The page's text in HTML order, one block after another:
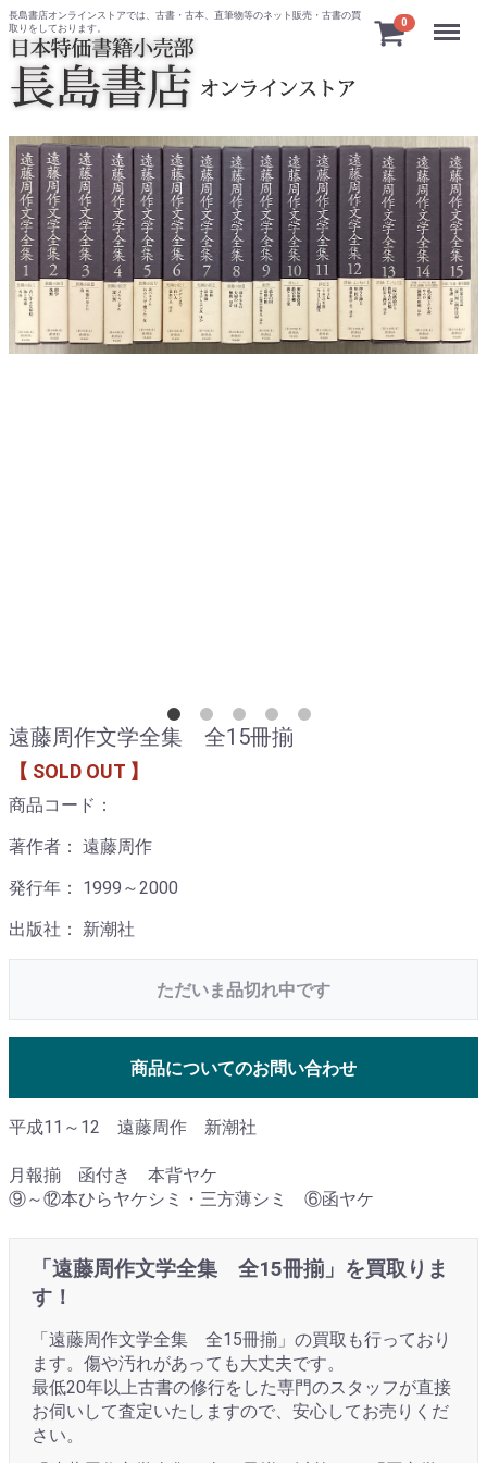
長島書店オンラインストアでは、古書・古本、直筆物等のネット販売・古書の買
取りをしております。
0 Menu
遠藤周作文学全集 全15冊揃
【 SOLD OUT 】
商品コード：
著作者： 遠藤周作
発行年： 1999～2000
出版社： 新潮社
ただいま品切れ中です
商品についてのお問い合わせ
平成11～12 遠藤周作 新潮社
月報揃 函付き 本背ヤケ
⑨～⑫本ひらヤケシミ・三方薄シミ ⑥函ヤケ
「遠藤周作文学全集 全15冊揃」を買取りま
す！
「遠藤周作文学全集 全15冊揃」の買取も行っており
ます。傷や汚れがあっても大丈夫です。
最低20年以上古書の修行をした専門のスタッフが直接
お伺いして査定いたしますので、安心してお売りくだ
さい。